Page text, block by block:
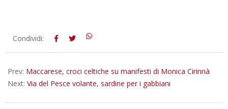
2022-
Condividi:
Prev: Maccarese, croci celtiche su manifesti di Monica Cirinnà
Next: Via del Pesce volante, sardine per i gabbiani